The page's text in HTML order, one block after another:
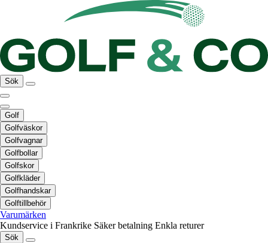
Sök
Golf
Golfväskor
Golfvagnar
Golfbollar
Golfskor
Golfkläder
Golfhandskar
Golftillbehör
Varumärken
Kundservice i Frankrike Säker betalning Enkla returer
Sök